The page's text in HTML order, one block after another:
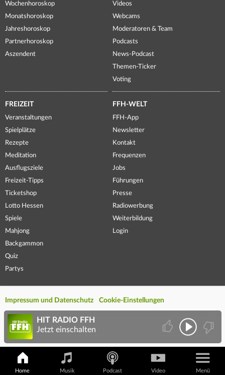
Wochenhoroskop
Monatshoroskop
Jahreshoroskop
Partnerhoroskop
Aszendent
Videos
Webcams
Moderatoren & Team
Podcasts
News-Podcast
Themen-Ticker
Voting
FREIZEIT
Veranstaltungen
Spielplätze
Rezepte
Meditation
Ausflugsziele
Freizeit-Tipps
Ticketshop
Lotto Hessen
Spiele
Mahjong
Backgammon
Quiz
Partys
FFH-WELT
FFH-App
Newsletter
Kontakt
Frequenzen
Jobs
Führungen
Presse
Radiowerbung
Weiterbildung
Login
Impressum und Datenschutz Cookie-Einstellungen
Home Musik Podcast Video Menü
HIT RADIO FFH
Jetzt einschalten